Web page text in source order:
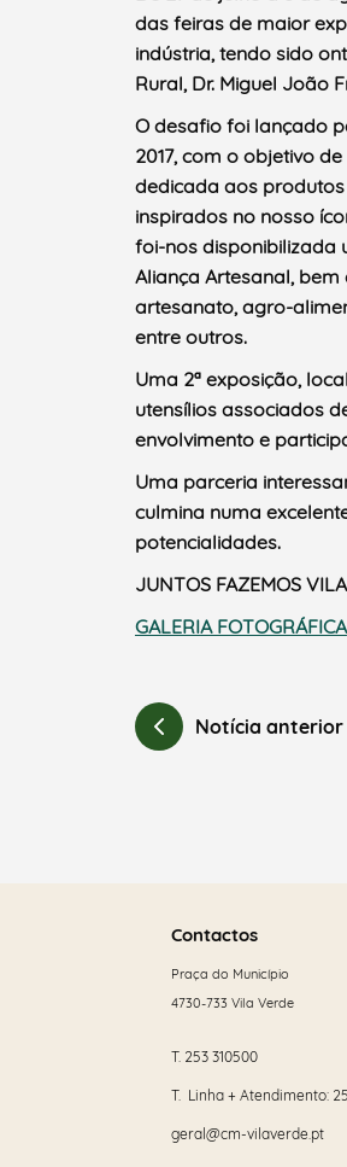
Termo
Filtros
das feiras de maior
indústria, tendo sido
Rural, Dr. Miguel João
O desafio foi lançado
2017, com o objetivo
dedicada aos
inspirados no nosso
foi-nos disponibilizada
Aliança Artesanal,
artesanato, agro-
entre outros.
Uma 2ª exposição,
utensílios associados
envolvimento e
Uma parceria
culmina numa
potencialidades.
JUNTOS FAZEMOS
GALERIA FOTOGRÁFICA
Notícia anterior
Contactos
Praça do Município
4730-733 Vila Verde
T. 253 310500
T. Linha + Atendimento:
geral@cm-vilaverde.pt